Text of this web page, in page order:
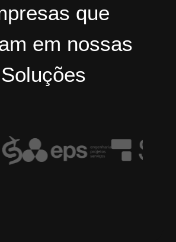
que
em nossas
Soluções